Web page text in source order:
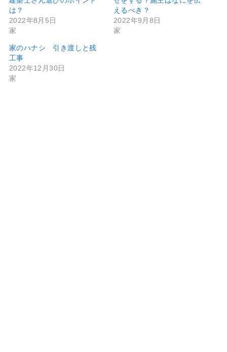
は？
2022年8月5日
家
えるべき？
2022年9月8日
家
家のハナシ 引き渡しと残
工事
2022年12月30日
家